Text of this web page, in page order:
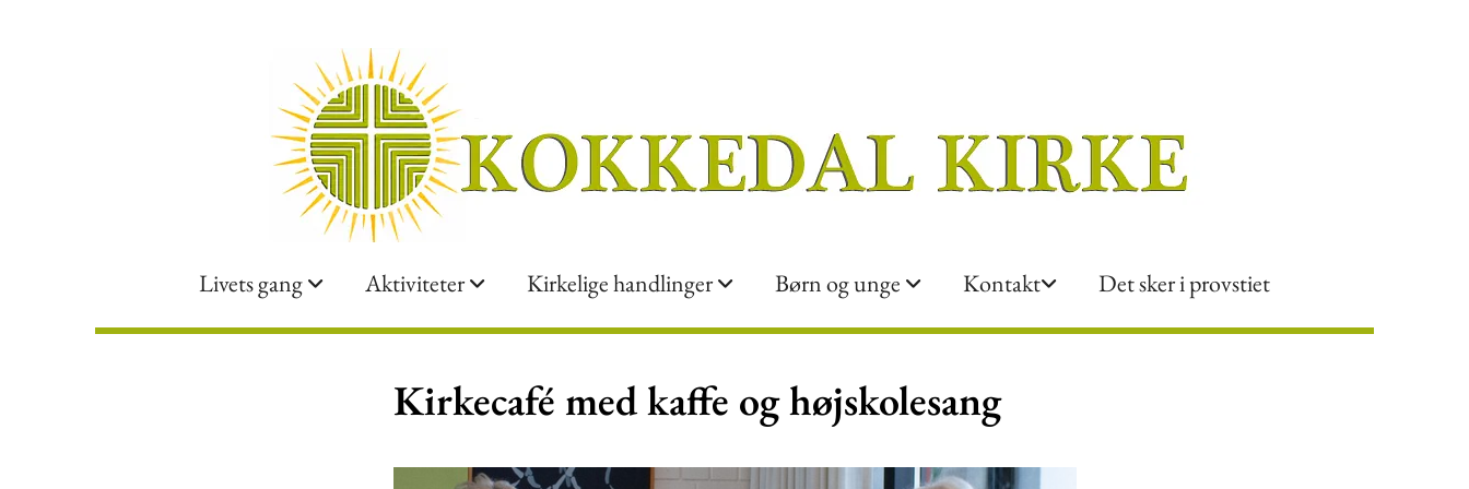
Livets gang Aktiviteter Kirkelige handlinger Børn og unge Kontakt Det sker i provstiet
Kirkecafé med kaffe og højskolesang